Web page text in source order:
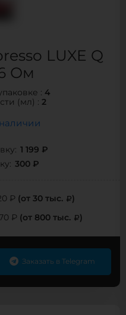
LUXE Q
Ом
: 4
(мл) : 2
1 199 ₽
300 ₽
₽ (от 30 тыс. )
₽ (от 800 тыс. )
Заказать в Telegram